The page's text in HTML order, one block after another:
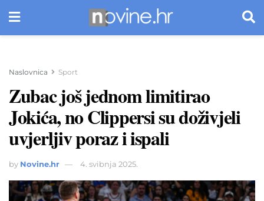
Naslovnica Sport
Zubac još jednom limitirao
Jokića, no Clippersi su doživjeli
uvjerljiv poraz i ispali
by Novine.hr 4. svibnja 2025.